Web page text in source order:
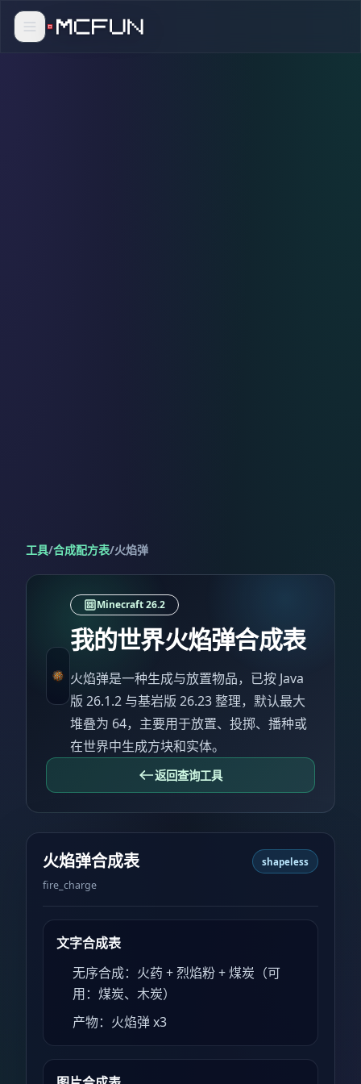
工具/合成配方表/火焰弹
Minecraft 26.2
我的世界火焰弹合成表
火焰弹是一种生成与放置物品，已按 Java
版 26.1.2 与基岩版 26.23 整理，默认最大
堆叠为 64，主要用于放置、投掷、播种或
在世界中生成方块和实体。
返回查询工具
火焰弹合成表
fire_charge
shapeless
文字合成表
无序合成：火药 + 烈焰粉 + 煤炭（可
用：煤炭、木炭）
产物：火焰弹 x3